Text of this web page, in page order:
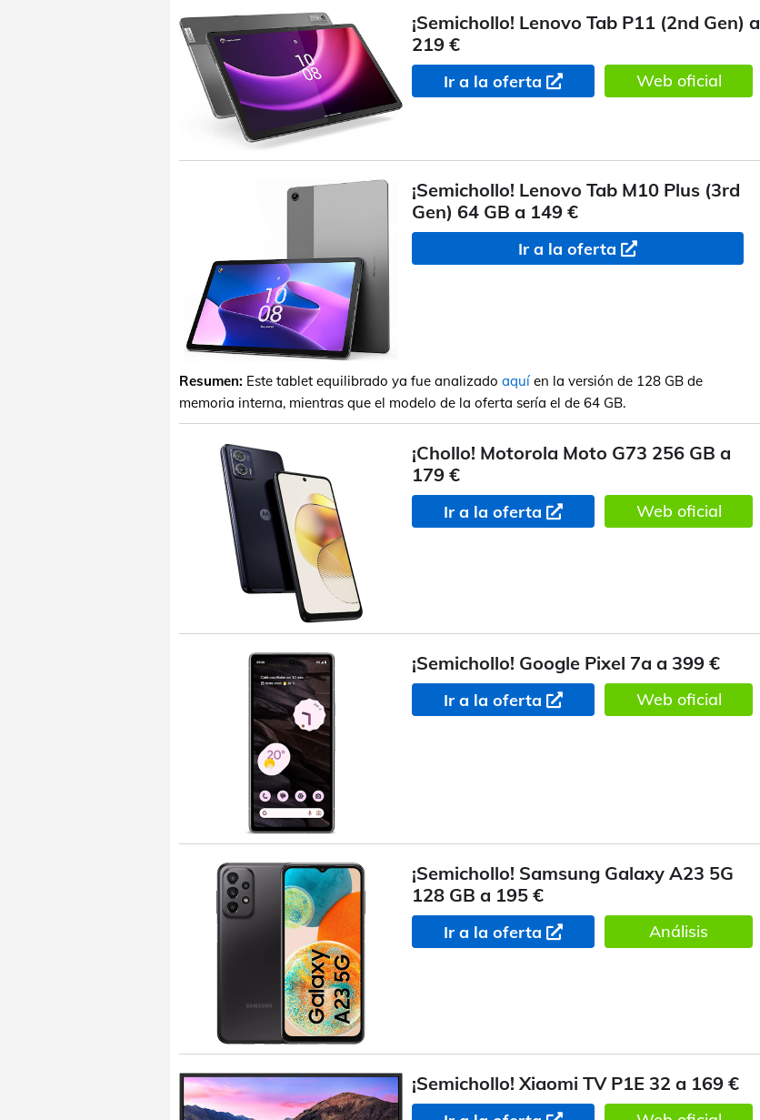
¡Semichollo! Lenovo Tab P11 (2nd Gen) a
219 €
Ir a la oferta Web oficial
¡Semichollo! Lenovo Tab M10 Plus (3rd
Gen) 64 GB a 149 €
Ir a la oferta
Resumen: Este tablet equilibrado ya fue analizado aquí en la versión de 128 GB de
memoria interna, mientras que el modelo de la oferta sería el de 64 GB.
¡Chollo! Motorola Moto G73 256 GB a
179 €
Ir a la oferta Web oficial
¡Semichollo! Google Pixel 7a a 399 €
Ir a la oferta Web oficial
¡Semichollo! Samsung Galaxy A23 5G
128 GB a 195 €
Ir a la oferta Análisis
¡Semichollo! Xiaomi TV P1E 32 a 169 €